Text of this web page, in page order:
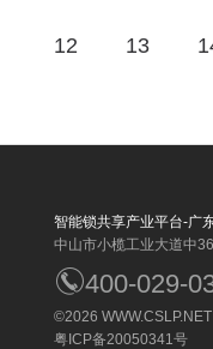
12 13
智能锁共享产业平台-广
中山市小榄工业大道中
400-029-
©2026 WWW.CSLP.NET
粤ICP备20050341号